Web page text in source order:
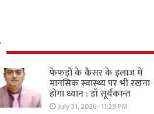
फेफड़ों के कैंसर के इलाज में
मानसिक स्वास्थ्य पर भी रखना
होगा ध्यान : डॉ सूर्यकान्त
July 31, 2026- 11:29 PM